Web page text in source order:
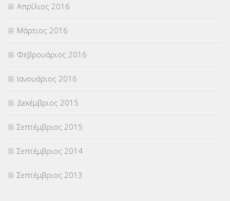
Απρίλιος 2016
Μάρτιος 2016
Φεβρουάριος 2016
Ιανουάριος 2016
Δεκέμβριος 2015
Σεπτέμβριος 2015
Σεπτέμβριος 2014
Σεπτέμβριος 2013